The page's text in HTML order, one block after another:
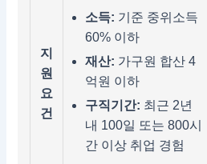
지
원
요
건
소득: 기준 중위소득
60% 이하
재산: 가구원 합산 4
억원 이하
구직기간: 최근 2년
내 100일 또는 800시
간 이상 취업 경험